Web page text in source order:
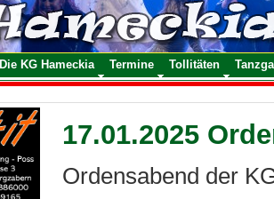
Die KG Hameckia Termine Tollitäten
17.01.2025
Ordensabend der